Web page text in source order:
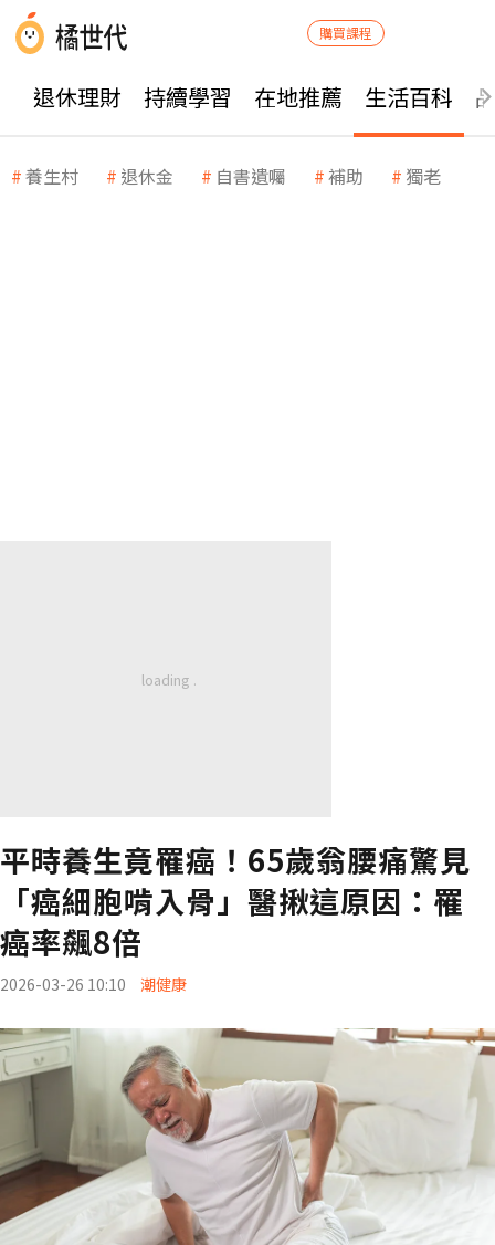
購買課程
退休理財 持續學習 在地推薦 生活百科
養生村 退休金 自書遺囑 補助 獨老
平時養生竟罹癌！65歲翁腰痛驚見
「癌細胞啃入骨」醫揪這原因：罹
癌率飆8倍
2026-03-26 10:10 潮健康